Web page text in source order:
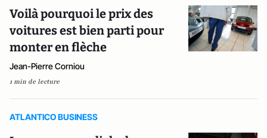
Voilà pourquoi le prix des
voitures est bien parti pour
monter en flèche
Jean-Pierre Corniou
1 min de lecture
ATLANTICO BUSINESS